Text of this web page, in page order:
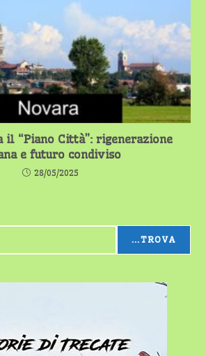
il “Piano Città”: rigenerazione
e futuro condiviso
28/05/2025
...TROVA